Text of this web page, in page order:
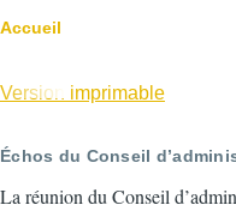
Fil
d'Ariane
Accueil
Version imprimable
Échos du Conseil
La réunion du Conseil